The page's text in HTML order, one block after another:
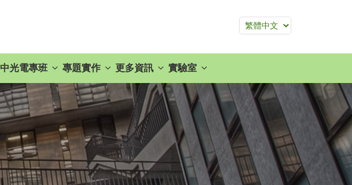
中光電專班 專題實作 更多資訊 實驗室